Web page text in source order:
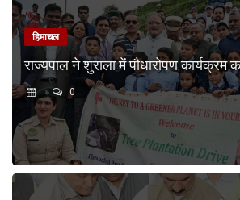
हिमाचल
राज्यपाल ने शुराला में पौधारोपण कार्यक्रम
0